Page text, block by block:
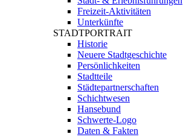
Freizeit-Aktivitäten
Unterkünfte
STADTPORTRAIT
Historie
Neuere Stadtgeschichte
Persönlichkeiten
Stadtteile
Städtepartnerschaften
Schichtwesen
Hansebund
Schwerte-Logo
Daten & Fakten